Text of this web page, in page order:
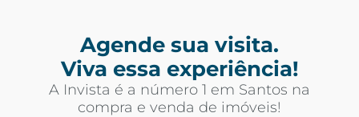
Agende sua visita.
Viva essa experiência!
A Invista é a número 1 em Santos na
compra e venda de imóveis!